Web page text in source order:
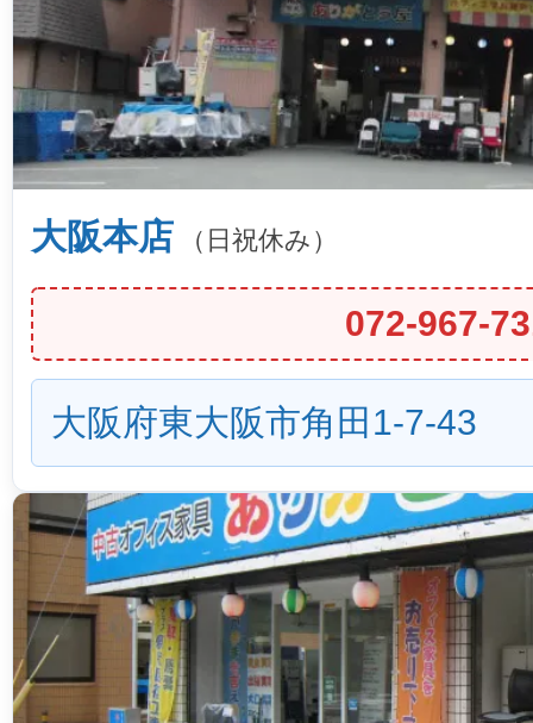
大阪本店 （日祝休み）
072-967-
大阪府東大阪市角田1-7-43